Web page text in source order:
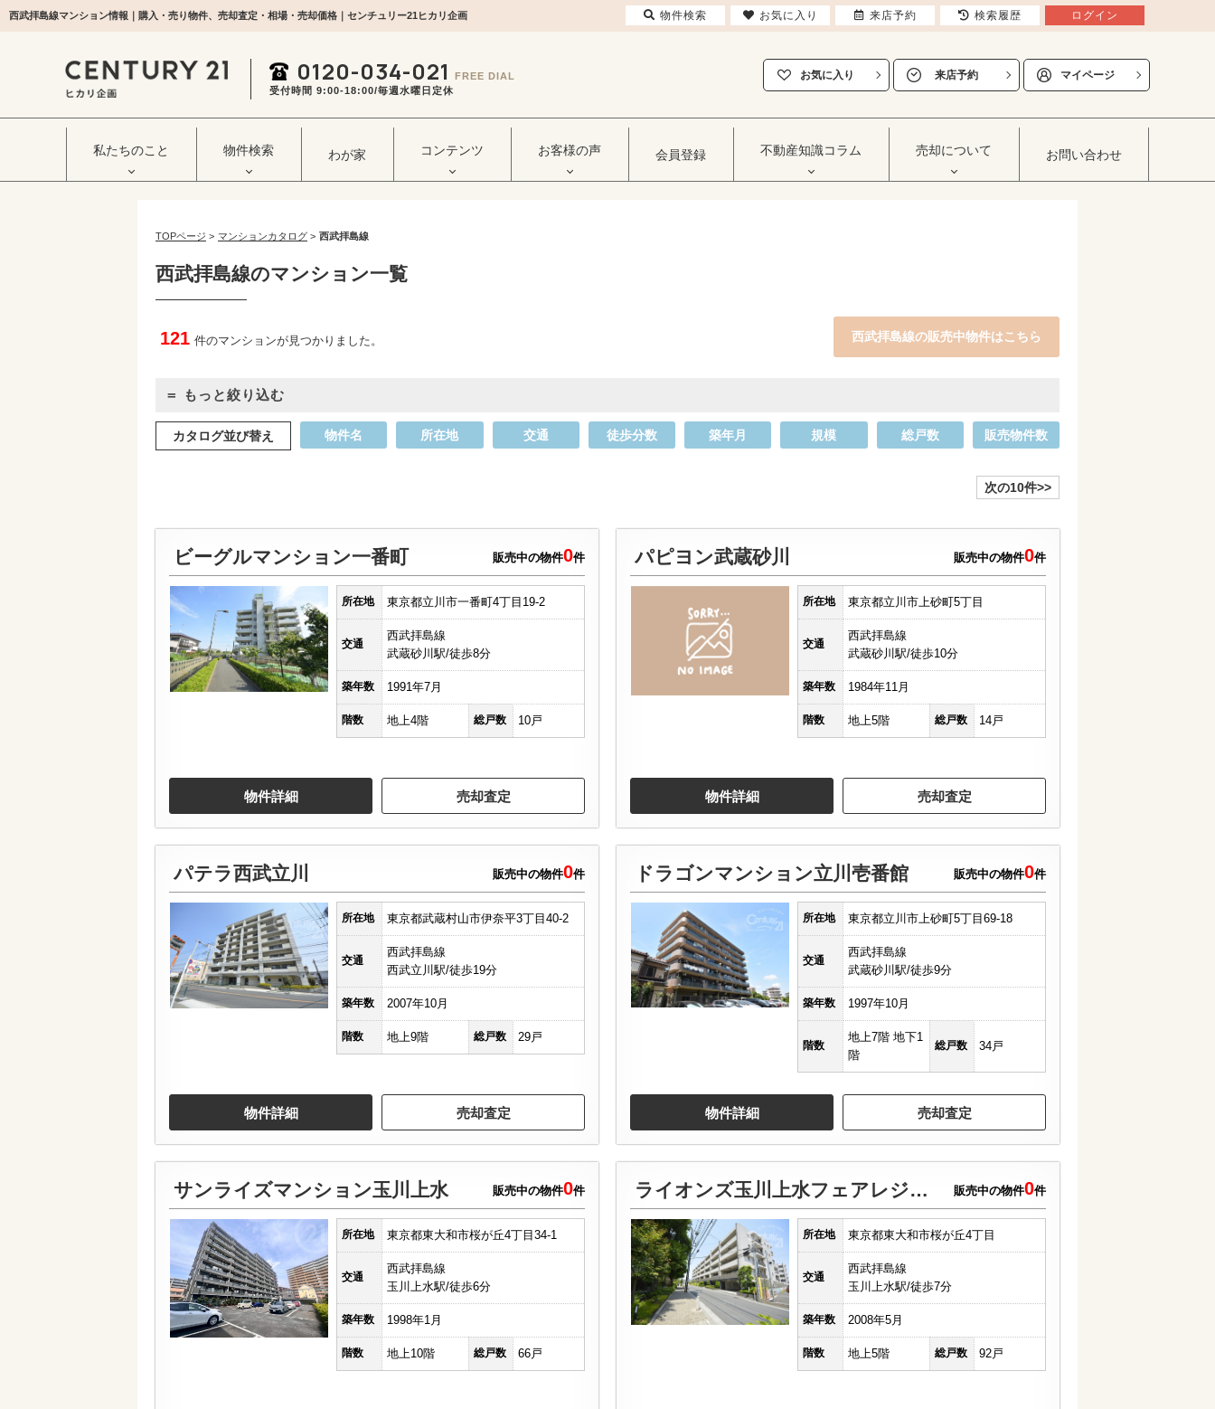
西武拝島線マンション情報｜購入・売り物件、売却査定・相場・売却価格｜センチュリー21ヒカリ企画
0120-034-021
FREE DIAL
受付時間 9:00‐18:00/毎週水曜日定休
お気に入り 来店予約 マイページ
私たちのこと 物件検索 わが家 コンテンツ お客様の声 会員登録 不動産知識コラム 売却について お問い合わせ
TOPページ > マンションカタログ > 西武拝島線
西武拝島線のマンション一覧
121 件のマンションが見つかりました。 西武拝島線の販売中物件はこちら
＝ もっと絞り込む
カタログ並び替え 物件名 所在地 交通 徒歩分数 築年月 規模 総戸数 販売物件数
次の10件>>
ビーグルマンション一番町 販売中の物件0件
所在地 東京都立川市一番町4丁目19-2
交通
西武拝島線
武蔵砂川駅/徒歩8分
築年数 1991年7月
階数 地上4階 総戸数 10戸
物件詳細 売却査定
パピヨン武蔵砂川 販売中の物件0件
所在地 東京都立川市上砂町5丁目
交通
西武拝島線
武蔵砂川駅/徒歩10分
築年数 1984年11月
階数 地上5階 総戸数 14戸
物件詳細 売却査定
パテラ西武立川 販売中の物件0件
所在地 東京都武蔵村山市伊奈平3丁目40-2
交通
西武拝島線
西武立川駅/徒歩19分
築年数 2007年10月
階数 地上9階 総戸数 29戸
物件詳細 売却査定
ドラゴンマンション立川壱番館 販売中の物件0件
所在地 東京都立川市上砂町5丁目69-18
交通
西武拝島線
武蔵砂川駅/徒歩9分
築年数 1997年10月
階数
地上7階 地下1
階
総戸数 34戸
物件詳細 売却査定
サンライズマンション玉川上水 販売中の物件0件
所在地 東京都東大和市桜が丘4丁目34-1
交通
西武拝島線
玉川上水駅/徒歩6分
築年数 1998年1月
階数 地上10階 総戸数 66戸
ライオンズ玉川上水フェアレジデンス 販売中の物件0件
所在地 東京都東大和市桜が丘4丁目
交通
西武拝島線
玉川上水駅/徒歩7分
築年数 2008年5月
階数 地上5階 総戸数 92戸
物件検索 お気に入り 来店予約 検索履歴 ログイン